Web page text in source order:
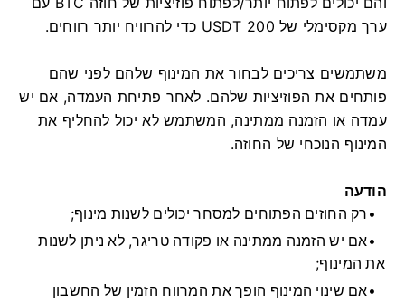
ערך מקסימלי של 200 USDT כדי להרוויח יותר רווחים.
משתמשים צריכים לבחור את המינוף שלהם לפני שהם
פותחים את הפוזיציות שלהם. לאחר פתיחת העמדה, אם יש
עמדה או הזמנה ממתינה, המשתמש לא יכול להחליף את
המינוף הנוכחי של החוזה.
הודעה
רק החוזים הפתוחים למסחר יכולים לשנות מינוף;
אם יש הזמנה ממתינה או פקודה טריגר, לא ניתן לשנות
את המינוף;
אם שינוי המינוף הופך את המרווח הזמין של החשבון